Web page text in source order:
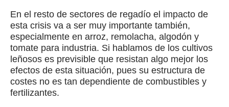
En el resto de sectores de regadío el impacto de
esta crisis va a ser muy importante también,
especialmente en arroz, remolacha, algodón y
tomate para industria. Si hablamos de los cultivos
leñosos es previsible que resistan algo mejor los
efectos de esta situación, pues su estructura de
costes no es tan dependiente de combustibles y
fertilizantes.